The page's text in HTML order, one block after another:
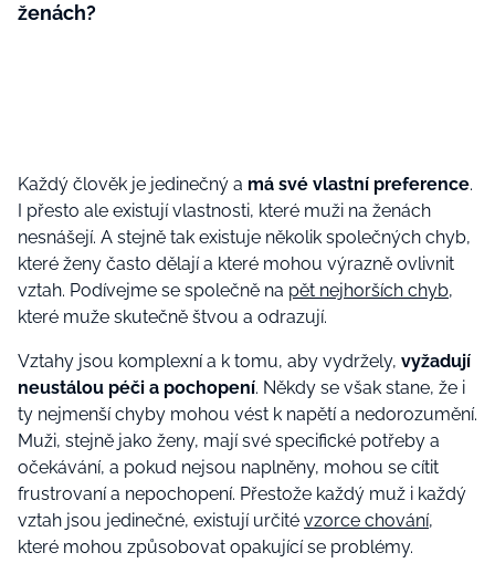
ženách?
Každý člověk je jedinečný a má své vlastní preference.
I přesto ale existují vlastnosti, které muži na ženách
nesnášejí. A stejně tak existuje několik společných chyb,
které ženy často dělají a které mohou výrazně ovlivnit
vztah. Podívejme se společně na pět nejhorších chyb,
které muže skutečně štvou a odrazují.
Vztahy jsou komplexní a k tomu, aby vydržely, vyžadují
neustálou péči a pochopení. Někdy se však stane, že i
ty nejmenší chyby mohou vést k napětí a nedorozumění.
Muži, stejně jako ženy, mají své specifické potřeby a
očekávání, a pokud nejsou naplněny, mohou se cítit
frustrovaní a nepochopení. Přestože každý muž i každý
vztah jsou jedinečné, existují určité vzorce chování,
které mohou způsobovat opakující se problémy.